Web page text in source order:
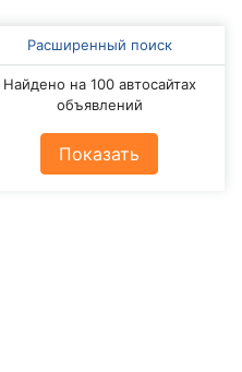
Расширенный поиск
Найдено на 100 автосайтах
объявлений
Показать